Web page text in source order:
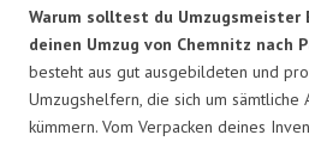
Warum solltest du Umzugsmeister
deinen Umzug von Chemnitz nach
besteht aus gut ausgebildeten und
Umzugshelfern, die sich um sämtliche
kümmern. Vom Verpacken deines